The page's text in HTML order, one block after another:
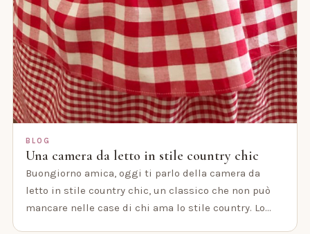
BLOG
Una camera da letto in stile country chic
Buongiorno amica, oggi ti parlo della camera da
letto in stile country chic, un classico che non può
mancare nelle case di chi ama lo stile country. Lo…